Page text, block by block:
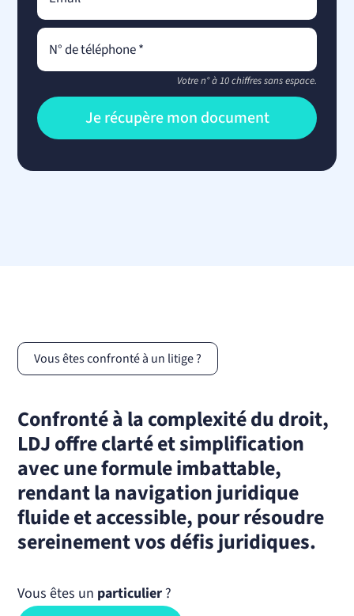
Votre n° à 10 chiffres sans espace.
Vous êtes confronté à un litige ?
Confronté à la complexité du droit,
LDJ offre clarté et simplification
avec une formule imbattable,
rendant la navigation juridique
fluide et accessible, pour résoudre
sereinement vos défis juridiques.
Vous êtes un particulier ?